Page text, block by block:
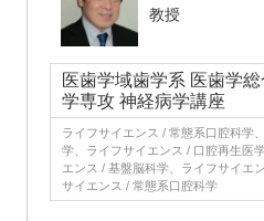
教授
医歯学域歯学系 医歯学
学専攻 神経病学講座
ライフサイエンス / 常態系口腔科学
学、ライフサイエンス / 口腔再生医
エンス / 基盤脳科学、ライフサイエ
サイエンス / 常態系口腔科学